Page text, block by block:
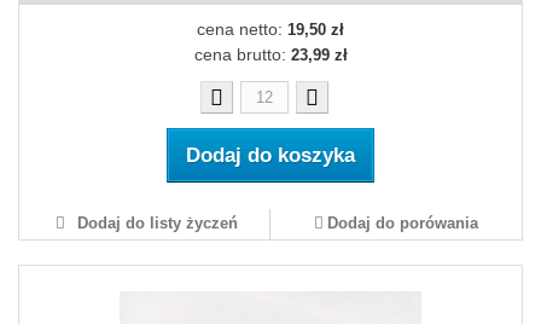
cena netto: 19,50 zł
cena brutto: 23,99 zł
Dodaj do koszyka
Dodaj do listy życzeń Dodaj do porówania